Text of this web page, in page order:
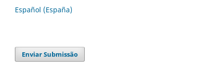
Español (España)
Enviar Submissão